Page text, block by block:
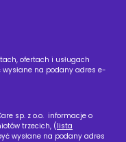
ofertach i usługach
wysłane na podany adres e-
sp. z o.o. informacje o
trzecich, (lista
wysłane na podany adres